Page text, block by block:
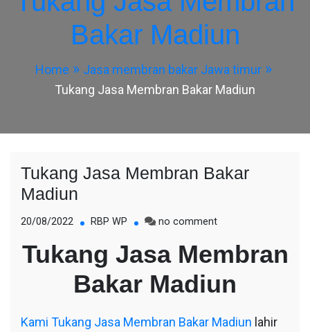
Bakar Madiun
Home
Jasa membran bakar Jawa timur
Tukang Jasa Membran Bakar Madiun
Tukang Jasa Membran Bakar
Madiun
20/08/2022 RBP WP no commenton
Jasa
Membran
Bakar
Madiun
Tukang Jasa Membran
Bakar Madiun
Kami Tukang Jasa Membran Bakar Madiun lahir